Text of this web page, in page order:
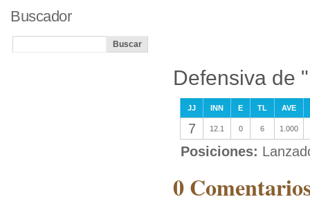
Defensiva de
JJ INN E TL AVE
7 12.1 0 6 1.000
Posiciones:
0
Buscador